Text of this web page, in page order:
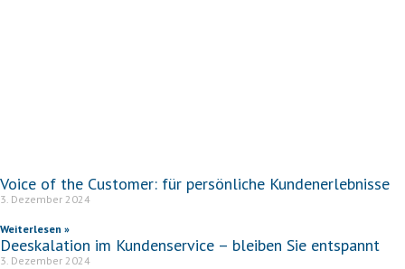
Voice of the Customer: für persönliche Kundenerlebnisse
3. Dezember 2024
Weiterlesen »
Deeskalation im Kundenservice – bleiben Sie entspannt
3. Dezember 2024